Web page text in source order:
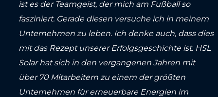
ist es der Teamgeist, der mich am Fußball so
fasziniert. Gerade diesen versuche ich in meinem
Unternehmen zu leben. Ich denke auch, dass dies
mit das Rezept unserer Erfolgsgeschichte ist. HSL
Solar hat sich in den vergangenen Jahren mit
über 70 Mitarbeitern zu einem der größten
Unternehmen für erneuerbare Energien im